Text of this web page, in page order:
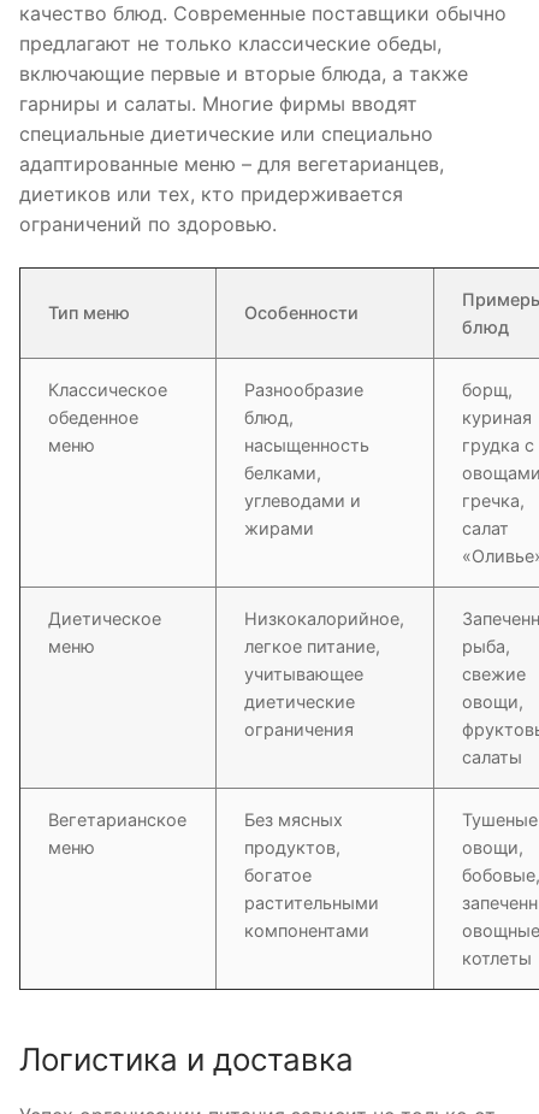
качество блюд. Современные поставщики обычно
предлагают не только классические обеды,
включающие первые и вторые блюда, а также
гарниры и салаты. Многие фирмы вводят
специальные диетические или специально
адаптированные меню – для вегетарианцев,
диетиков или тех, кто придерживается
ограничений по здоровью.
Тип меню Особенности
блюд
Классическое
обеденное
меню
Разнообразие
блюд,
насыщенность
белками,
углеводами и
жирами
борщ,
куриная
грудка с
гречка,
салат
Диетическое
меню
Низкокалорийное,
легкое питание,
учитывающее
диетические
ограничения
рыба,
свежие
овощи,
салаты
Вегетарианское
меню
Без мясных
продуктов,
богатое
растительными
компонентами
Тушеные
овощи,
котлеты
Логистика и доставка